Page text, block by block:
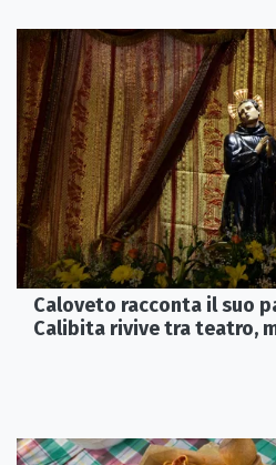
Caloveto racconta il suo
Calibita rivive tra teatro,